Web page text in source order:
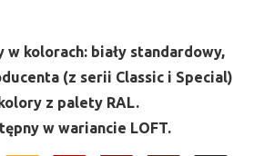
w kolorach: biały standardowy,
(z serii Classic i Special)
z palety RAL.
w wariancie LOFT.